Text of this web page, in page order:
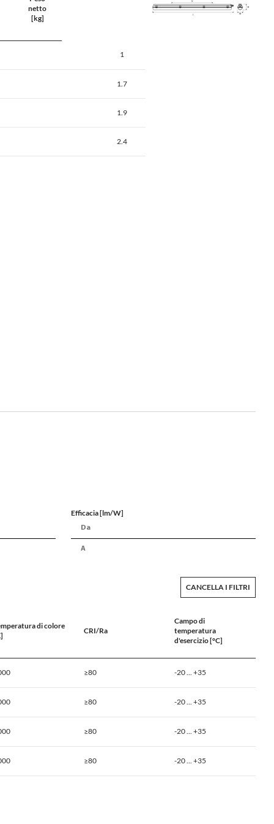
netto
[kg]
1
1.7
1.9
2.4
Efficacia [lm/W]
CANCELLA I FILTRI
di colore
CRI/Ra
Campo di
temperatura
d'esercizio [°C]
≥80 -20 ... +35
≥80 -20 ... +35
≥80 -20 ... +35
≥80 -20 ... +35